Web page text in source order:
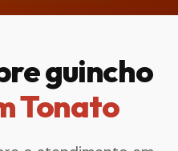
guincho
Tonato